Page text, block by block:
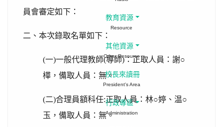
員會審定如下：
二、本次錄取名單如下：
(一)一般代理教師(導師)：正取人員：謝○
樺，備取人員：無。
(二)合理員額科任:正取人員：林○婷、温○
玉，備取人員：無。
教育資源
Resource
其他資源
Other Resource
校長來讀冊
President's Area
行政專區
Administration